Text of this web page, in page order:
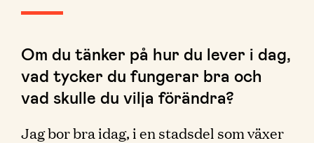
Om du tänker på hur du lever i dag,
vad tycker du fungerar bra och
vad skulle du vilja förändra?
Jag bor bra idag, i en stadsdel som växer